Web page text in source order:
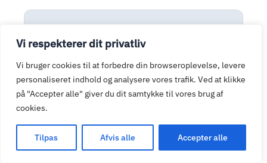
Vi respekterer dit privatliv
Vi bruger cookies til at forbedre din browseroplevelse, levere
personaliseret indhold og analysere vores trafik. Ved at klikke
på "Accepter alle" giver du dit samtykke til vores brug af
cookies.
Tilpas Afvis alle Accepter alle
Adgang til eksperter
Vores team holder sig løbende opdateret
med de nyeste teknologier og
sikkerhedsløsninger, så du altid er i de
bedste hænder.